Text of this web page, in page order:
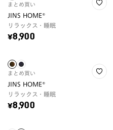
まとめ買い
JINS HOME®
リラックス・睡眠
¥8,900
まとめ買い
JINS HOME®
リラックス・睡眠
¥8,900